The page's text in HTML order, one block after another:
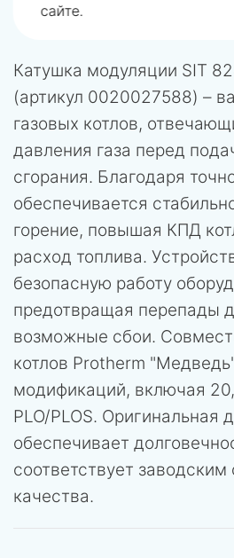
сайте.
Катушка модуляции SIT
(артикул 0020027588) –
газовых котлов,
давления газа перед
сгорания. Благодаря
обеспечивается
горение, повышая КПД
расход топлива.
безопасную работу
предотвращая перепады
возможные сбои.
котлов Protherm
модификаций, включая
PLO/PLOS. Оригинальная
обеспечивает
соответствует заводским
качества.